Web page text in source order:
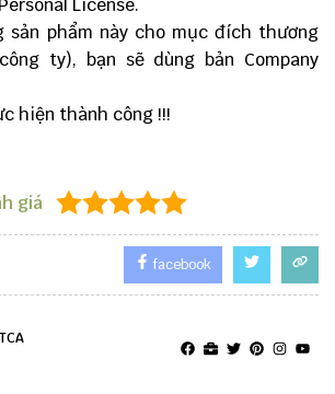
sản phẩm này cho mục đích thương
ty), bạn sẽ dùng bản Company
hiện thành công !!!
giá
facebook